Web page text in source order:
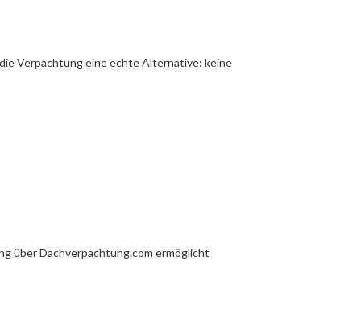
Verpachtung eine echte Alternative: keine
über Dachverpachtung.com ermöglicht